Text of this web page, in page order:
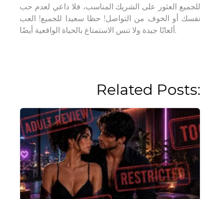
للجميع العثور على الشريك المناسب، فلا داعي لعدم حب
نفسك أو الخوف من التواصل! حظا سعيدا للجميع! العب
ألعابًا جيدة ولا تنس الاستمتاع بالحياة الواقعية أيضًا.
Related Posts: